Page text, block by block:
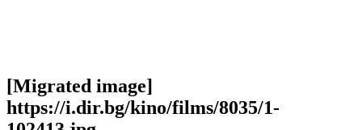
[Migrated image]
https://i.dir.bg/kino/films/8035/1-